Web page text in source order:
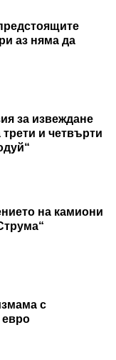
аз няма да
за извеждане
и четвърти
на камиони
с
евро